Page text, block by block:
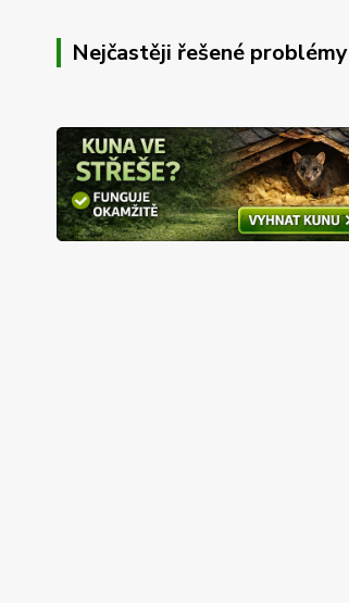
Nejčastěji řešené problémy